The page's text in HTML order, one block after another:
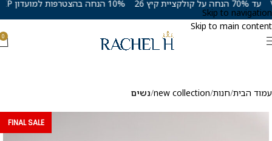
Skip to navigation
Skip to main content
0
עמוד הבית חנות new collection נשים
FINAL SALE
10% הנחה בהצטרפות למועדון VIP עד 70% הנחה על קולקציית קיץ 26